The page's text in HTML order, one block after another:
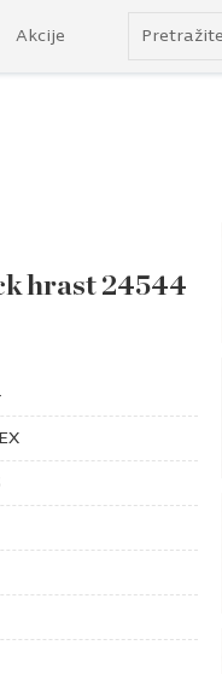
Akcije
hrast 24544